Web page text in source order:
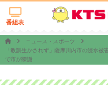
番組表
ニュース・スポーツ
「教訓生かされず」薩摩川内市の浸水
で市が陳謝